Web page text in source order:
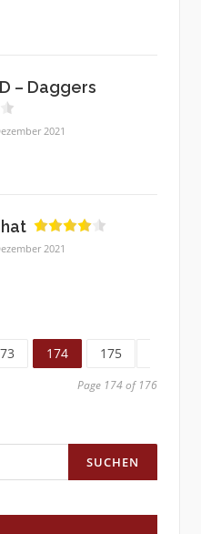
– Daggers
2021
2021
Page
174 Page
175
Page 174 of 176